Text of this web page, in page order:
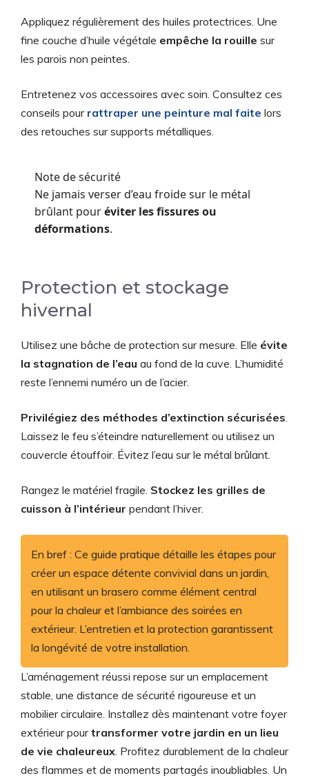
Appliquez régulièrement des huiles protectrices. Une
fine couche d’huile végétale empêche la rouille sur
les parois non peintes.
Entretenez vos accessoires avec soin. Consultez ces
conseils pour rattraper une peinture mal faite lors
des retouches sur supports métalliques.
Note de sécurité
Ne jamais verser d’eau froide sur le métal
brûlant pouréviter les fissures ou
déformations.
Protection et stockage
hivernal
Utilisez une bâche de protection sur mesure. Elle évite
la stagnation de l’eau au fond de la cuve. L’humidité
reste l’ennemi numéro un de l’acier.
Privilégiez des méthodes d’extinction sécurisées
Laissez le feu s’éteindre naturellement ou utilisez un
couvercle étouffoir. Évitez l’eau sur le métal brûlant.
Rangez le matériel fragile. Stockez les grilles de
cuisson à l’intérieur pendant l’hiver.
En bref : Ce guide pratique détaille les étapes pour
créer un espace détente convivial dans un jardin,
en utilisant un brasero comme élément central
pour la chaleur et l’ambiance des soirées en
extérieur. L’entretien et la protection garantissent
la longévité de votre installation.
L’aménagement réussi repose sur un emplacement
stable, une distance de sécurité rigoureuse et un
mobilier circulaire. Installez dès maintenant votre foyer
extérieur pourtransformer votre jardin en un lieu
de vie chaleureux . Profitez durablement de la chaleur
des flammes et de moments partagés inoubliables. Un